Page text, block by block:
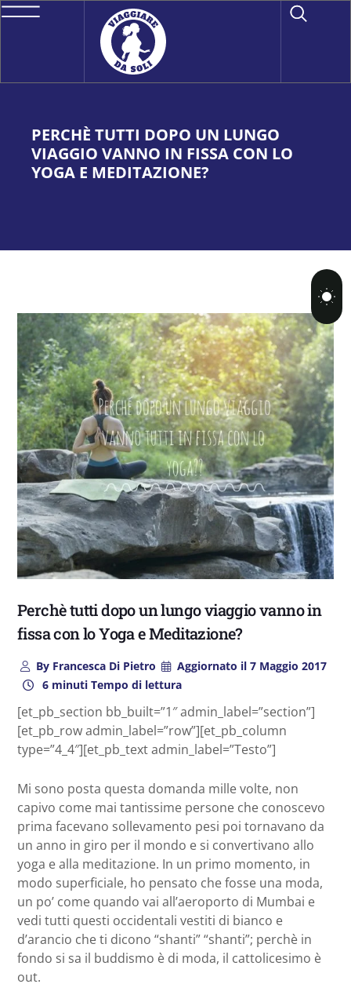
PERCHÈ TUTTI DOPO UN LUNGO
VIAGGIO VANNO IN FISSA CON LO
YOGA E MEDITAZIONE?
Perchè tutti dopo un lungo viaggio vanno in
fissa con lo Yoga e Meditazione?
ByFrancesca Di Pietro Aggiornato il 7 Maggio 2017
6 minuti Tempo di lettura
[et_pb_section bb_built=”1″ admin_label=”section”]
[et_pb_row admin_label=”row”][et_pb_column
type=”4_4″][et_pb_text admin_label=”Testo”]
Mi sono posta questa domanda mille volte, non
capivo come mai tantissime persone che conoscevo
prima facevano sollevamento pesi poi tornavano da
un anno in giro per il mondo e si convertivano allo
yoga e alla meditazione. In un primo momento, in
modo superficiale, ho pensato che fosse una moda,
un po’ come quando vai all’aeroporto di Mumbai e
vedi tutti questi occidentali vestiti di bianco e
d’arancio che ti dicono “shanti” “shanti”; perchè in
fondo si sa il buddismo è di moda, il cattolicesimo è
out.